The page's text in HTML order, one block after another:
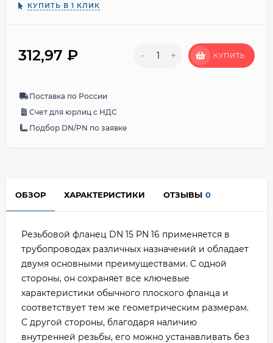
КУПИТЬ В 1 КЛИК
312,97 ₽ - + КУПИТЬ
Поставка по России
Счет для юрлиц с НДС
Подбор DN/PN по заявке
ОБЗОР ХАРАКТЕРИСТИКИ ОТЗЫВЫ 0
Резьбовой фланец DN 15 PN 16 применяется в
трубопроводах различных назначений и обладает
двумя основными преимуществами. С одной
стороны, он сохраняет все ключевые
характеристики обычного плоского фланца и
соответствует тем же геометрическим размерам.
С другой стороны, благодаря наличию
внутренней резьбы, его можно устанавливать без